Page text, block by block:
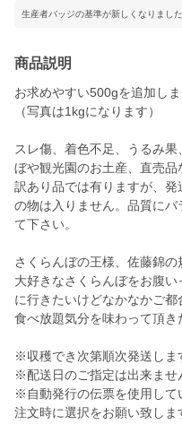
生産者バッジの基準が新しくなりました
商品説明
お求めやすい500gを追加しま
（写真は1kgになります）
スレ傷、着色不足、うるみ
ぼや観光園のお土産、直売品
訳あり品では有りますが、
の物は入りません。品質に
て下さい。
さくらんぼの王様、佐藤錦の
大好きなさくらんぼをお腹
に行きたいけどなかなかご
食べ放題気分を味わって頂き
※収穫でき次第順次発送しま
※配送日のご指定は出来ませ
※自動発行の伝票を使用して
注文時に選択をお願い致しま